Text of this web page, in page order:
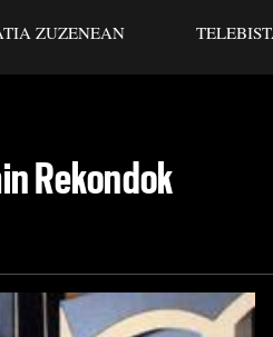
ZUZENEAN
Rekondok